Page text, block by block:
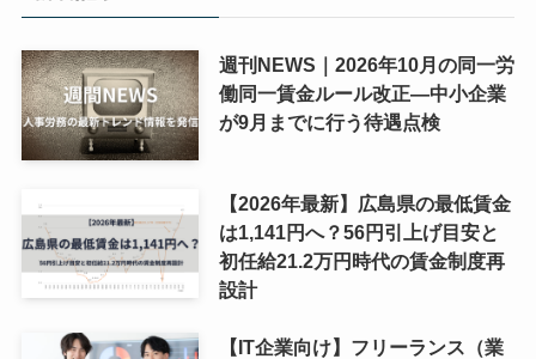
週刊NEWS｜2026年10月の同一労
働同一賃金ルール改正―中小企業
が9月までに行う待遇点検
【2026年最新】広島県の最低賃金
は1,141円へ？56円引上げ目安と
初任給21.2万円時代の賃金制度再
設計
【IT企業向け】フリーランス（業